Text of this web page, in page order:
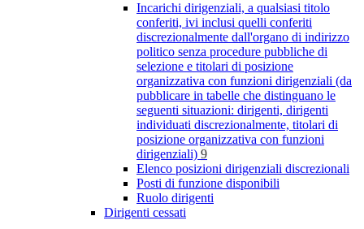
Incarichi dirigenziali, a qualsiasi titolo
conferiti, ivi inclusi quelli conferiti
discrezionalmente dall'organo di indirizzo
politico senza procedure pubbliche di
selezione e titolari di posizione
organizzativa con funzioni dirigenziali (da
pubblicare in tabelle che distinguano le
seguenti situazioni: dirigenti, dirigenti
individuati discrezionalmente, titolari di
posizione organizzativa con funzioni
dirigenziali) 9
Elenco posizioni dirigenziali discrezionali
Posti di funzione disponibili
Ruolo dirigenti
Dirigenti cessati